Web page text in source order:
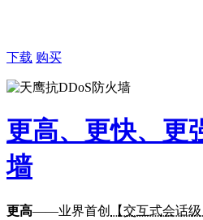
下载 购买
更高、更快、更
墙
更高——业界首创 【交互式会话级